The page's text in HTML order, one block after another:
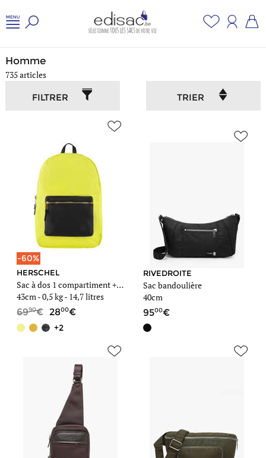
Homme
735 articles
FILTRER
TRIER
-60%
HERSCHEL
Sac à dos 1 compartiment + PC 15''
43cm -0,5 kg- 14,7 litres
6990 2800
+2
RIVEDROITE
Sac bandoulière
40cm
9500